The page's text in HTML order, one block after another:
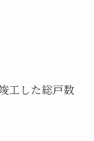
工した総戸数